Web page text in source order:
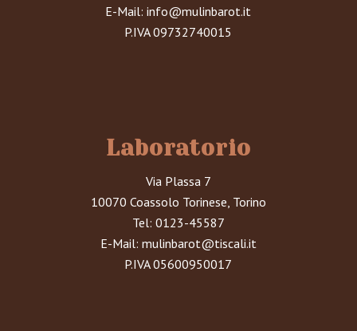
E-Mail:info@mulinbarot.it
P.IVA 09732740015
Laboratorio
Via Plassa 7
10070 Coassolo Torinese, Torino
Tel: 0123-45587
E-Mail: mulinbarot@tiscali.it
P.IVA 05600950017